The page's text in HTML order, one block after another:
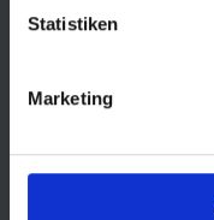
Statistiken
Marketing
© LOTTO Sachsen-Anhalt